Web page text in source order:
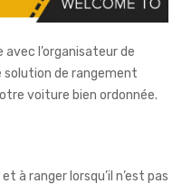
l’organisateur de
solution de rangement
voiture bien ordonnée.
à ranger lorsqu’il n’est pas